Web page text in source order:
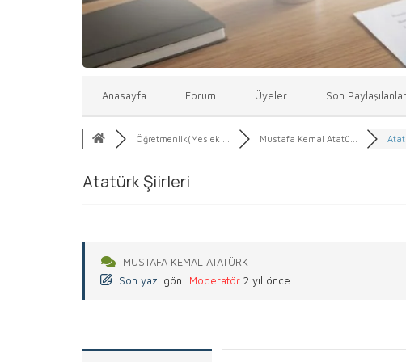
Anasayfa Forum Üyeler Son Paylaşılanlar
Öğretmenlik(Meslek ... Mustafa Kemal Atatü...
Atatürk Şiirleri
MUSTAFA KEMAL ATATÜRK
Son yazı gön: Moderatör 2 yıl önce